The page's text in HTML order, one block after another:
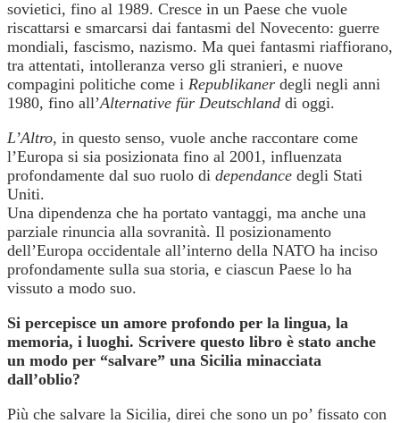
sovietici, fino al 1989. Cresce in un Paese che vuole
riscattarsi e smarcarsi dai fantasmi del Novecento: guerre
mondiali, fascismo, nazismo. Ma quei fantasmi riaffiorano,
tra attentati, intolleranza verso gli stranieri, e nuove
compagini politiche come i Republikaner degli negli anni
1980, fino all’Alternative für Deutschland di oggi.
L’Altro, in questo senso, vuole anche raccontare come
l’Europa si sia posizionata fino al 2001, influenzata
profondamente dal suo ruolo di dependance degli Stati
Uniti.
Una dipendenza che ha portato vantaggi, ma anche una
parziale rinuncia alla sovranità. Il posizionamento
dell’Europa occidentale all’interno della NATO ha inciso
profondamente sulla sua storia, e ciascun Paese lo ha
vissuto a modo suo.
Si percepisce un amore profondo per la lingua, la
memoria, i luoghi. Scrivere questo libro è stato anche
un modo per “salvare” una Sicilia minacciata
dall’oblio?
Più che salvare la Sicilia, direi che sono un po’ fissato con